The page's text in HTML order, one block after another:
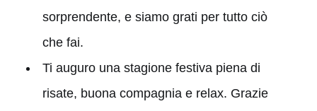
sorprendente, e siamo grati per tutto ciò
che fai.
Ti auguro una stagione festiva piena di
risate, buona compagnia e relax. Grazie